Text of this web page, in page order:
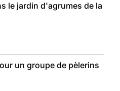
le jardin d'agrumes de la
un groupe de pèlerins